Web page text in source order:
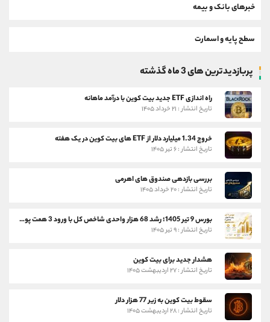
خبرهای بانک و بیمه
سطح پایه و اسمارت
پربازدیدترین های 3 ماه گذشته
راه اندازی ETF جدید بیت کوین با درآمد ماهانه
تاریخ انتشار : ۲۱ خرداد ۱۴۰۵
خروج 1.34 میلیارد دلار از ETF های بیت کوین در یک هفته
تاریخ انتشار : ۶ تیر ۱۴۰۵
بررسی بازدهی صندوق های اهرمی
تاریخ انتشار : ۲۰ خرداد ۱۴۰۵
بورس 9 تیر 1405؛ رشد 68 هزار واحدی شاخص کل با ورود 3 همت پول حقیقی
تاریخ انتشار : ۹ تیر ۱۴۰۵
هشدار جدید برای بیت کوین
تاریخ انتشار : ۲۷ اردیبهشت ۱۴۰۵
سقوط بیت کوین به زیر 77 هزار دلار
تاریخ انتشار : ۲۸ اردیبهشت ۱۴۰۵